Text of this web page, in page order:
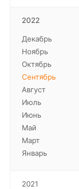
2022
Декабрь
Ноябрь
Октябрь
Сентябрь
Август
Июль
Июнь
Май
Март
Январь
2021